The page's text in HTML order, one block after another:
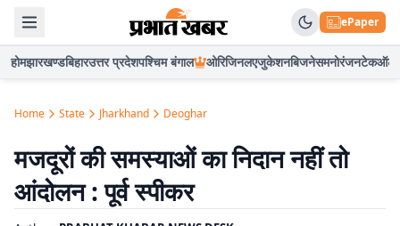
ePaper
होमझारखण्डबिहारउत्तर प्रदेशपश्चिम बंगाल ओरिजिनलएजुकेशनबिजनेसमनोरंजनटेकऑटो
Home State Jharkhand Deoghar
मजदूरों की समस्याओं का निदान नहीं तो
आंदोलन : पूर्व स्पीकर